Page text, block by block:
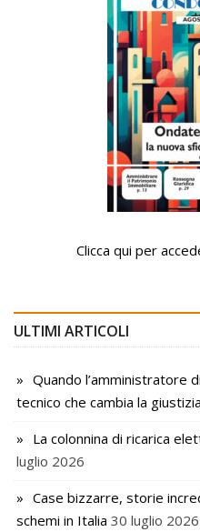
Clicca qui per
ULTIMI ARTICOLI
Quando l’amministratore
tecnico che cambia la
La colonnina di ricarica
luglio 2026
Case bizzarre, storie
schemi in Italia 30 luglio 2026